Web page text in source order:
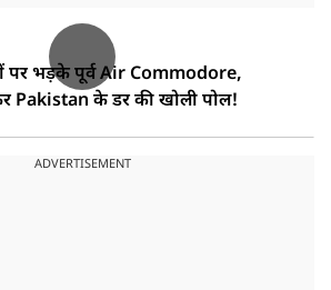
पर भड़के पूर्व Air Commodore,
Pakistan के डर की खोली पोल!
ADVERTISEMENT